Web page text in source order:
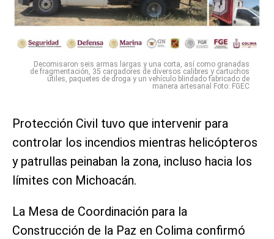
Decomisaron seis armas largas y una corta, así como granadas
de fragmentación, 35 cargadores de diversos calibres y cartuchos
útiles, paquetes de droga y un vehículo blindado fabricado de
manera artesanal Foto: FGEC
Protección Civil tuvo que intervenir para
controlar los incendios mientras helicópteros
y patrullas peinaban la zona, incluso hacia los
límites con Michoacán.
La Mesa de Coordinación para la
Construcción de la Paz en Colima confirmó